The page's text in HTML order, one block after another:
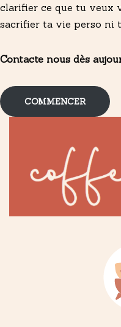
clarifier ce que tu veux
sacrifier ta vie perso ni
Contacte nous dès
COMMENCER